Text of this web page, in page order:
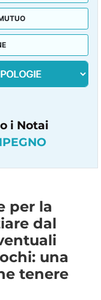
i Notai
per la
dal
una
tenere